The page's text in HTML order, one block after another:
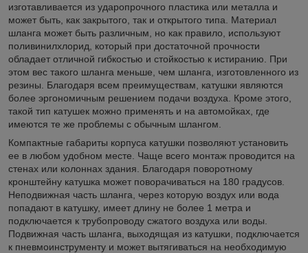
изготавливается из ударопрочного пластика или металла и
может быть, как закрытого, так и открытого типа. Материал
шланга может быть различным, но как правило, используют
поливинилхлорид, который при достаточной прочности
обладает отличной гибкостью и стойкостью к истиранию. При
этом вес такого шланга меньше, чем шланга, изготовленного из
резины. Благодаря всем преимуществам, катушки являются
более эргономичным решением подачи воздуха. Кроме этого,
такой тип катушек можно применять и на автомойках, где
имеются те же проблемы с обычным шлангом.
Компактные габариты корпуса катушки позволяют установить
ее в любом удобном месте. Чаще всего монтаж проводится на
стенах или колоннах здания. Благодаря поворотному
кронштейну катушка может поворачиваться на 180 градусов.
Неподвижная часть шланга, через которую воздух или вода
попадают в катушку, имеет длину не более 1 метра и
подключается к трубопроводу сжатого воздуха или воды.
Подвижная часть шланга, выходящая из катушки, подключается
к пневмоинструменту и может вытягиваться на необходимую